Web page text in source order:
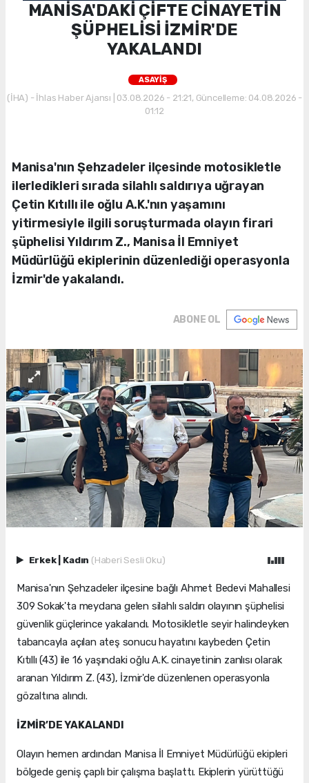
MANİSA'DAKİ ÇİFTE CİNAYETİN
ŞÜPHELİSİ İZMİR'DE
YAKALANDI
ASAYİŞ
(İHA) - İhlas Haber Ajansı | 03.08.2026 - 21:21, Güncelleme: 04.08.2026 -
01:12
Manisa'nın Şehzadeler ilçesinde motosikletle
ilerledikleri sırada silahlı saldırıya uğrayan
Çetin Kıtıllı ile oğlu A.K.'nın yaşamını
yitirmesiyle ilgili soruşturmada olayın firari
şüphelisi Yıldırım Z., Manisa İl Emniyet
Müdürlüğü ekiplerinin düzenlediği operasyonla
İzmir'de yakalandı.
ABONE OL
Erkek Kadın (Haberi Sesli Oku)
Manisa'nın Şehzadeler ilçesine bağlı Ahmet Bedevi Mahallesi
309 Sokak'ta meydana gelen silahlı saldırı olayının şüphelisi
güvenlik güçlerince yakalandı. Motosikletle seyir halindeyken
tabancayla açılan ateş sonucu hayatını kaybeden Çetin
Kıtıllı (43) ile 16 yaşındaki oğlu A.K. cinayetinin zanlısı olarak
aranan Yıldırım Z. (43), İzmir'de düzenlenen operasyonla
gözaltına alındı.
İZMİR’DE YAKALANDI
Olayın hemen ardından Manisa İl Emniyet Müdürlüğü ekipleri
bölgede geniş çaplı bir çalışma başlattı. Ekiplerin yürüttüğü